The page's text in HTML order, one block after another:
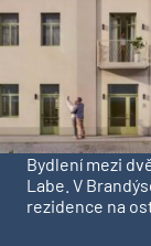
Bydlení mezi
Labe. V
rezidence na